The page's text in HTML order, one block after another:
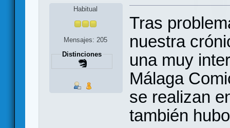
Habitual
Mensajes: 205
Distinciones
Tras
nuestra
una muy
Málaga
se realizan
también